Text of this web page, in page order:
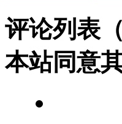
评论列表
本站同意